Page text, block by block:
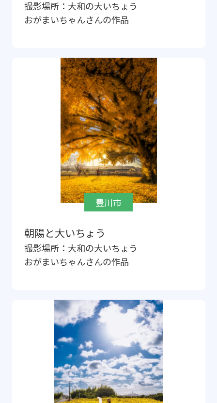
撮影場所： 大和の大いちょう
おがまいちゃんさんの作品
豊川市
朝陽と大いちょう
撮影場所： 大和の大いちょう
おがまいちゃんさんの作品